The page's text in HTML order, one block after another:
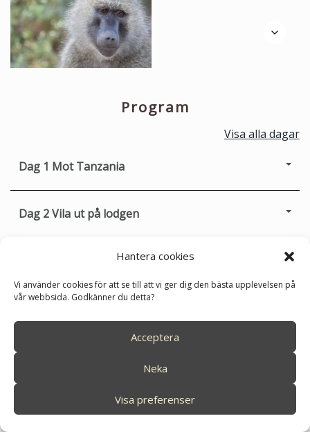
Hantera cookies
Vi använder cookies för att se till att vi ger dig den bästa upplevelsen på
vår webbsida. Godkänner du detta?
Acceptera
Neka
Visa preferenser
Program
Visa alla dagar
Dag 1 Mot Tanzania
Dag 2Vila ut på lodgen
Mkomazi National Park
South Amboseli och Enduimet wildlife area